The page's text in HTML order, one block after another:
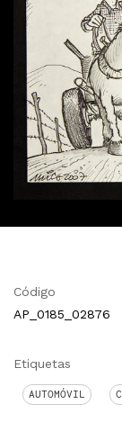
Código
AP_0185_02876
Etiquetas
AUTOMÓVIL